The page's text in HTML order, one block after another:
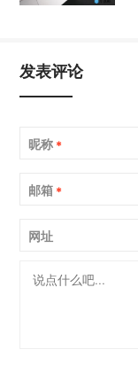
发表评论
昵称 *
邮箱 *
网址